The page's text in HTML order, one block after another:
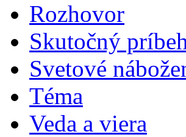
Rozhovor
Skutočný
Svetové
Téma
Veda a viera